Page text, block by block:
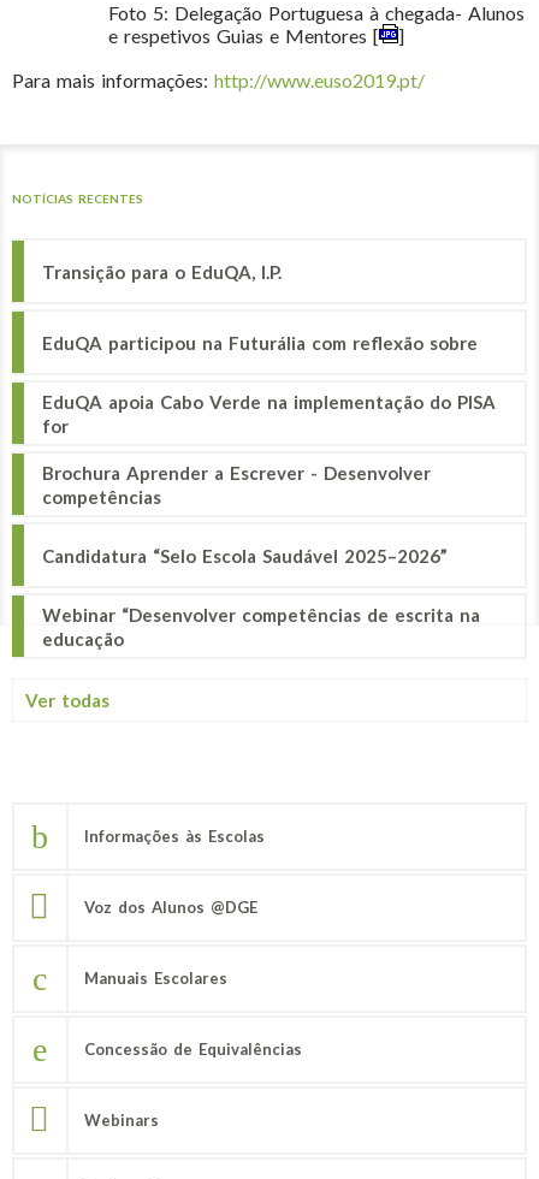
Foto 5: Delegação Portuguesa à chegada- Alunos
e respetivos Guias e Mentores [
]
Para mais informações: http://www.euso2019.pt/
NOTÍCIAS RECENTES
Transição para o EduQA, I.P.
EduQA participou na Futurália com reflexão sobre
EduQA apoia Cabo Verde na implementação do PISA
for
Brochura Aprender a Escrever - Desenvolver
competências
Candidatura “Selo Escola Saudável 2025–2026”
Webinar “Desenvolver competências de escrita na
educação
Ver todas
Informações às Escolas
Voz dos Alunos @DGE
Manuais Escolares
Concessão de Equivalências
Webinars